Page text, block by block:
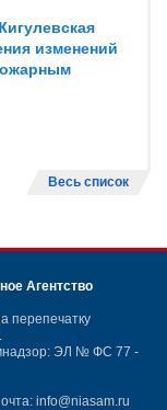
изменений
Весь список
Агентство
перепечатку
ЭЛ № ФС 77 -
info@niasam.ru